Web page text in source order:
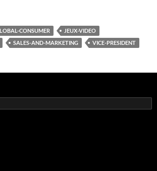
CONSUMER
JEUX-VIDEO
SALES-AND-MARKETING VICE-PRESIDENT